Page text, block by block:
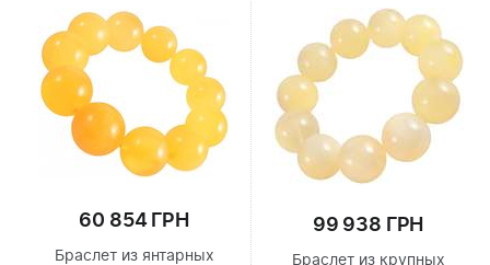
60 854 ГРН
Браслет из янтарных
99 938 ГРН
Браслет из крупных